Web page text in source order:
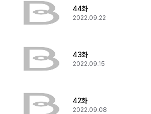
44화
2022.09.22
43화
2022.09.15
42화
2022.09.08